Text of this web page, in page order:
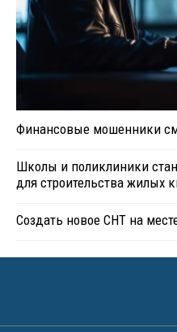
Финансовые мошенники
Школы и поликлиники
для строительства жилых
Создать новое СНТ на